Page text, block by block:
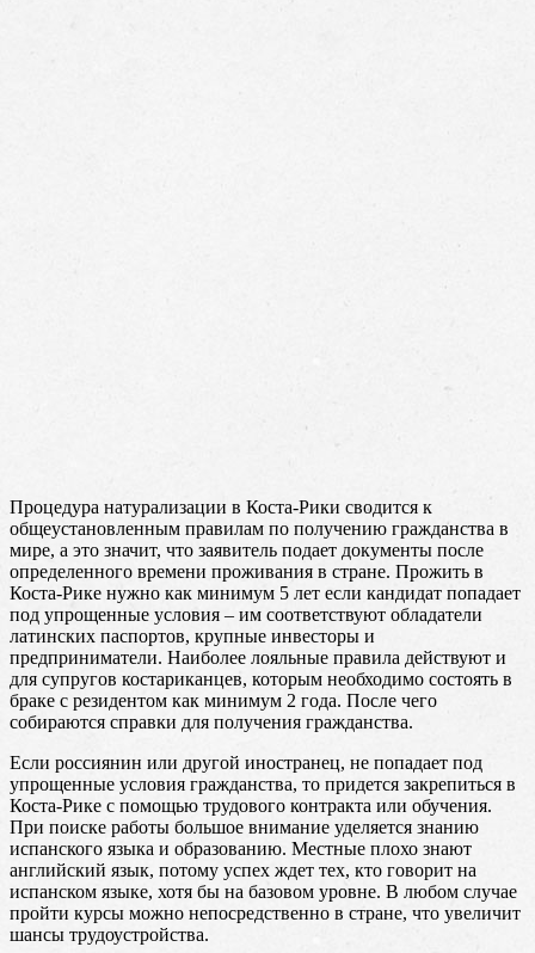
Процедура натурализации в Коста-Рики сводится к
общеустановленным правилам по получению гражданства в
мире, а это значит, что заявитель подает документы после
определенного времени проживания в стране. Прожить в
Коста-Рике нужно как минимум 5 лет если кандидат попадает
под упрощенные условия – им соответствуют обладатели
латинских паспортов, крупные инвесторы и
предприниматели. Наиболее лояльные правила действуют и
для супругов костариканцев, которым необходимо состоять в
браке с резидентом как минимум 2 года. После чего
собираются справки для получения гражданства.
Если россиянин или другой иностранец, не попадает под
упрощенные условия гражданства, то придется закрепиться в
Коста-Рике с помощью трудового контракта или обучения.
При поиске работы большое внимание уделяется знанию
испанского языка и образованию. Местные плохо знают
английский язык, потому успех ждет тех, кто говорит на
испанском языке, хотя бы на базовом уровне. В любом случае
пройти курсы можно непосредственно в стране, что увеличит
шансы трудоустройства.